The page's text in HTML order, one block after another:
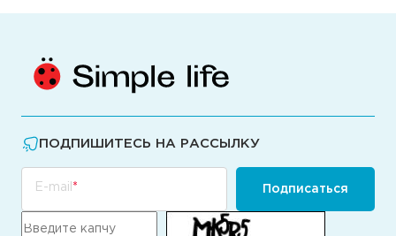
ПОДПИШИТЕСЬ НА РАССЫЛКУ
E-mail Подписаться